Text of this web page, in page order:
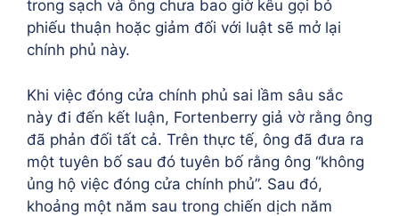
trong sạch và ông chưa bao giờ kêu gọi bỏ
phiếu thuận hoặc giảm đối với luật sẽ mở lại
chính phủ này.
Khi việc đóng cửa chính phủ sai lầm sâu sắc
này đi đến kết luận, Fortenberry giả vờ rằng ông
đã phản đối tất cả. Trên thực tế, ông đã đưa ra
một tuyên bố sau đó tuyên bố rằng ông “không
ủng hộ việc đóng cửa chính phủ”. Sau đó,
khoảng một năm sau trong chiến dịch năm